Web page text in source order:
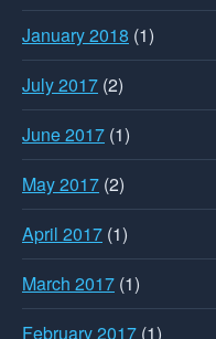
January 2018 (1)
July 2017 (2)
June 2017 (1)
May 2017 (2)
April 2017 (1)
March 2017 (1)
February 2017 (1)